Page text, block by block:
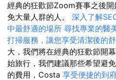
經典的狂歡節Zoom賽事之後
免大量人群的人。 深入了解
中最舒適的場所 尋找專業的醫
打掃服務，讓您享受清潔後的
大，我們將在經典的狂歡節開
始旅行，我們建議那些希望避
的費用，Costa 享受便捷的到